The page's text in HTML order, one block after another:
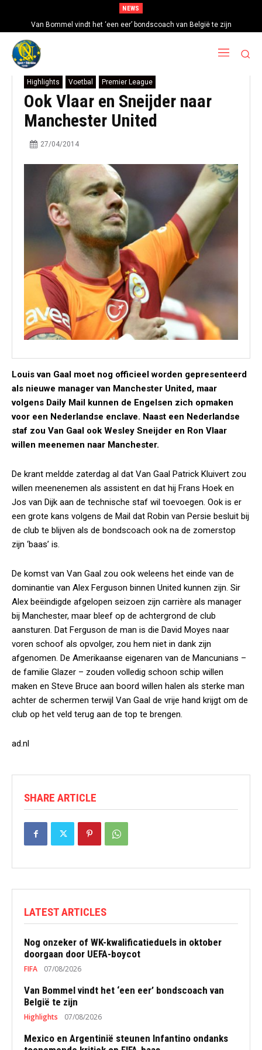
NEWS
Van Bommel vindt het ‘een eer’ bondscoach van België te zijn
Highlights Voetbal Premier League
Ook Vlaar en Sneijder naar
Manchester United
27/04/2014
Louis van Gaal moet nog officieel worden gepresenteerd
als nieuwe manager van Manchester United, maar
volgens Daily Mail kunnen de Engelsen zich opmaken
voor een Nederlandse enclave. Naast een Nederlandse
staf zou Van Gaal ook Wesley Sneijder en Ron Vlaar
willen meenemen naar Manchester.
De krant meldde zaterdag al dat Van Gaal Patrick Kluivert zou
willen meenenemen als assistent en dat hij Frans Hoek en
Jos van Dijk aan de technische staf wil toevoegen. Ook is er
een grote kans volgens de Mail dat Robin van Persie besluit bij
de club te blijven als de bondscoach ook na de zomerstop
zijn ‘baas’ is.
De komst van Van Gaal zou ook weleens het einde van de
dominantie van Alex Ferguson binnen United kunnen zijn. Sir
Alex beëindigde afgelopen seizoen zijn carrière als manager
bij Manchester, maar bleef op de achtergrond de club
aansturen. Dat Ferguson de man is die David Moyes naar
voren schoof als opvolger, zou hem niet in dank zijn
afgenomen. De Amerikaanse eigenaren van de Mancunians –
de familie Glazer – zouden volledig schoon schip willen
maken en Steve Bruce aan boord willen halen als sterke man
achter de schermen terwijl Van Gaal de vrije hand krijgt om de
club op het veld terug aan de top te brengen.
ad.nl
SHARE ARTICLE
LATEST ARTICLES
Nog onzeker of WK-kwalificatieduels in oktober
doorgaan door UEFA-boycot
FIFA 07/08/2026
Van Bommel vindt het ‘een eer’ bondscoach van
België te zijn
Highlights 07/08/2026
Mexico en Argentinië steunen Infantino ondanks